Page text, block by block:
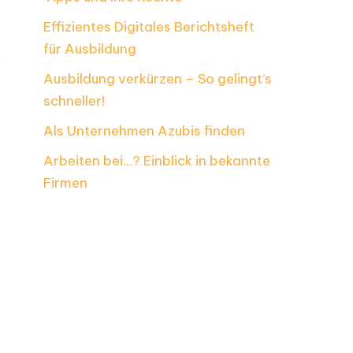
Effizientes Digitales Berichtsheft
für Ausbildung
Ausbildung verkürzen – So gelingt’s
schneller!
Als Unternehmen Azubis finden
Arbeiten bei…? Einblick in bekannte
Firmen